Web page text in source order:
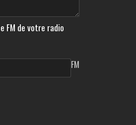
FM de votre radio
FM